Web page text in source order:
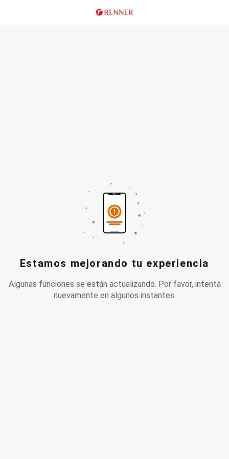
Estamos mejorando tu experiencia
Algunas funciones se están actualizando. Por favor, intentá
nuevamente en algunos instantes.